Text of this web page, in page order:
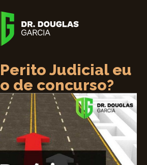
Judicial eu
de concurso?